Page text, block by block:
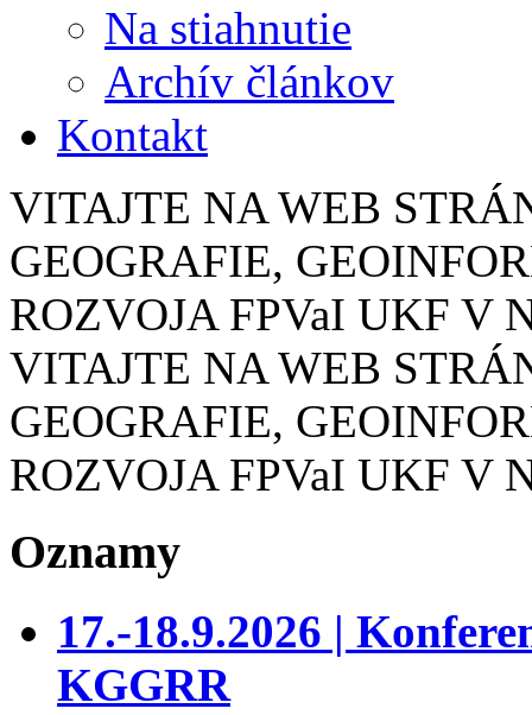
Na stiahnutie
Archív článkov
Kontakt
VITAJTE NA WEB
GEOGRAFIE,
ROZVOJA FPVaI UKF V
VITAJTE NA WEB
GEOGRAFIE,
ROZVOJA FPVaI UKF V
Oznamy
17.-18.9.2026 |
KGGRR